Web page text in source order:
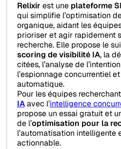
Relixir est une plateforme
qui simplifie l’optimisation
organique, aidant les
prioriser et agir rapidement
recherche. Elle propose le
scoring de visibilité IA, la
citées, l’analyse de
l’espionnage concurrentiel
automatique.
Pour les équipes
IAavec l’intelligence
propose un essai gratuit et
de l’optimisation pour la
l’automatisation intelligente
actionnable.